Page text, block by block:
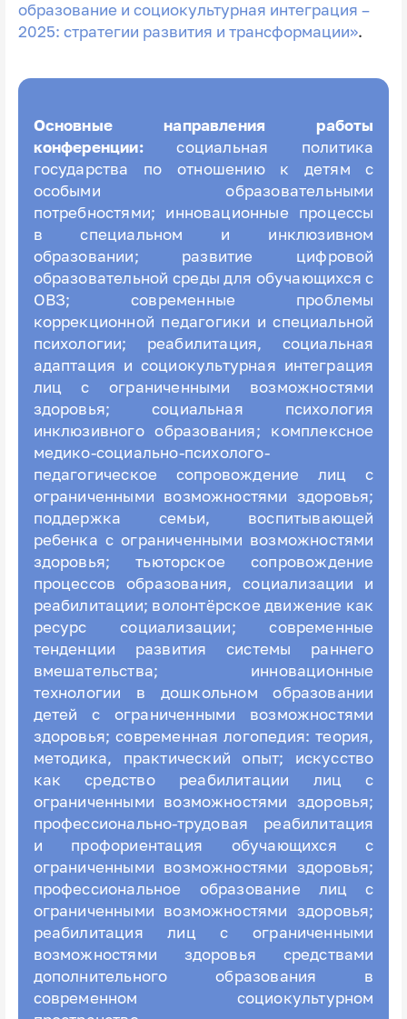
образование и социокультурная интеграция –
2025: стратегии развития и трансформации».
Основные направления работы
конференции:социальная политика
государства по отношению к детям с
особыми образовательными
потребностями; инновационные процессы
в специальном и инклюзивном
образовании; развитие цифровой
образовательной среды для обучающихся с
ОВЗ; современные проблемы
коррекционной педагогики и специальной
психологии; реабилитация, социальная
адаптация и социокультурная интеграция
лиц с ограниченными возможностями
здоровья; социальная психология
инклюзивного образования; комплексное
медико-социально-психолого-
педагогическое сопровождение лиц с
ограниченными возможностями здоровья;
поддержка семьи, воспитывающей
ребенка с ограниченными возможностями
здоровья; тьюторское сопровождение
процессов образования, социализации и
реабилитации; волонтёрское движение как
ресурс социализации; современные
тенденции развития системы раннего
вмешательства; инновационные
технологии в дошкольном образовании
детей с ограниченными возможностями
здоровья; современная логопедия: теория,
методика, практический опыт; искусство
как средство реабилитации лиц с
ограниченными возможностями здоровья;
профессионально-трудовая реабилитация
и профориентация обучающихся с
ограниченными возможностями здоровья;
профессиональное образование лиц с
ограниченными возможностями здоровья;
реабилитация лиц с ограниченными
возможностями здоровья средствами
дополнительного образования в
современном социокультурном